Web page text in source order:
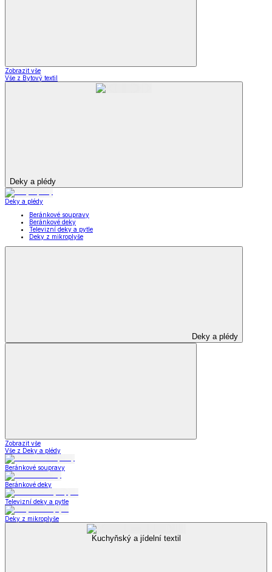
Zobrazit vše
Vše z Bytový textil
Deky a plédy
Deky a plédy
Beránkové soupravy
Beránkové deky
Televizní deky a pytle
Deky z mikroplyše
Deky a plédy
Zobrazit vše
Vše z Deky a plédy
Beránkové soupravy
Beránkové deky
Televizní deky a pytle
Deky z mikroplyše
Kuchyňský a jídelní textil